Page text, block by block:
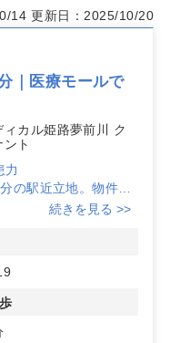
14 更新日：2025/10/20
｜医療モールで
ィカル姫路夢前川 ク
ト
力
の駅近立地。物件は
院動線がわかりやす
力に寄与します。
を含む病診連携が見
ての集積により相互
続きを見る >>